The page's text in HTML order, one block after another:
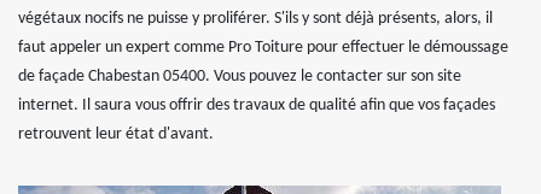
végétaux nocifs ne puisse y proliférer. S'ils y sont déjà présents, alors, il
faut appeler un expert comme Pro Toiture pour effectuer le démoussage
de façade Chabestan 05400. Vous pouvez le contacter sur son site
internet. Il saura vous offrir des travaux de qualité afin que vos façades
retrouvent leur état d'avant.